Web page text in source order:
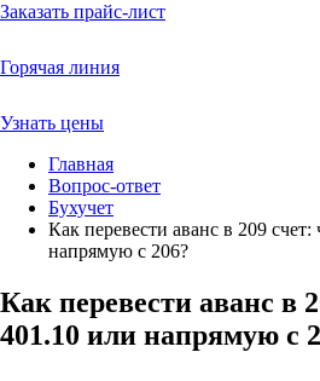
Заказать прайс-лист
Горячая линия
Узнать цены
Главная
Вопрос-ответ
Бухучет
Как перевести аванс в 209 счет:
напрямую с 206?
Как перевести аванс в
401.10 или напрямую с